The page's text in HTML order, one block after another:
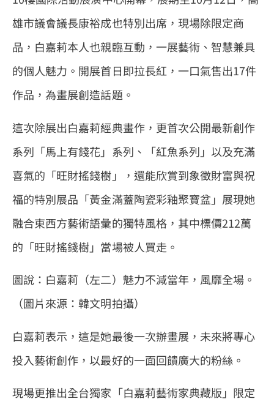
雄市議會議長康裕成也特別出席，現場除限定商
品，白嘉莉本人也親臨互動，一展藝術、智慧兼具
的個人魅力。開展首日即拉長紅，一口氣售出17件
作品，為畫展創造話題。
這次除展出白嘉莉經典畫作，更首次公開最新創作
系列「馬上有錢花」系列、「紅魚系列」以及充滿
喜氣的「旺財搖錢樹」，還能欣賞到象徵財富與祝
福的特別展品「黃金滿蓋陶瓷彩釉聚寶盆」展現她
融合東西方藝術語彙的獨特風格，其中標價212萬
的「旺財搖錢樹」當場被人買走。
圖說：白嘉莉（左二）魅力不減當年，風靡全場。
（圖片來源：韓文明拍攝）
白嘉莉表示，這是她最後一次辦畫展，未來將專心
投入藝術創作，以最好的一面回饋廣大的粉絲。
現場更推出全台獨家「白嘉莉藝術家典藏版」限定